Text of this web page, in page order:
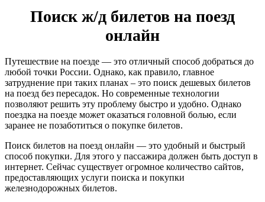
Поиск ж/д билетов на поезд
онлайн
Путешествие на поезде — это отличный способ добраться до
любой точки России. Однако, как правило, главное
затруднение при таких планах – это поиск дешевых билетов
на поезд без пересадок. Но современные технологии
позволяют решить эту проблему быстро и удобно. Однако
поездка на поезде может оказаться головной болью, если
заранее не позаботиться о покупке билетов.
Поиск билетов на поезд онлайн — это удобный и быстрый
способ покупки. Для этого у пассажира должен быть доступ в
интернет. Сейчас существует огромное количество сайтов,
предоставляющих услуги поиска и покупки
железнодорожных билетов.